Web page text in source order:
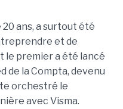
ans, a surtout été
et de
le premier a été lancé
de la Compta, devenu
orchestré le
avec Visma.